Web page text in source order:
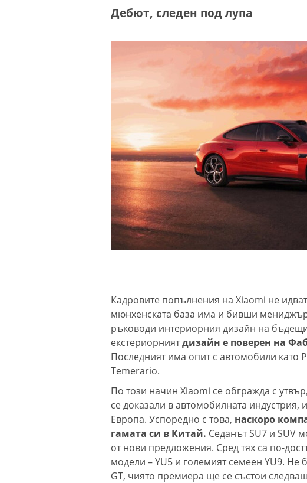
Дебют, следен под лупа
Кадровите попълнения на Xiaomi не
мюнхенската база има и бивши
ръководи интериорния дизайн на
екстериорниятдизайн е поверен на
Последният има опит с автомобили като
Temerario.
По този начин Xiaomi се обгражда с
се доказали в автомобилната
Европа. Успоредно с това, наскоро
гамата си в Китай. Седанът SU7 и SUV
от нови предложения. Сред тях са по-
модели – YU5 и големият семеен YU9.
GT, чиято премиера ще се състои